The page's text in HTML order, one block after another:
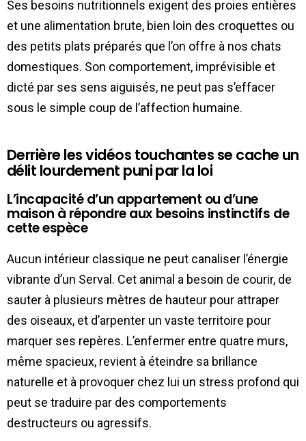
Ses besoins nutritionnels exigent des proies entières
et une alimentation brute, bien loin des croquettes ou
des petits plats préparés que l’on offre à nos chats
domestiques. Son comportement, imprévisible et
dicté par ses sens aiguisés, ne peut pas s’effacer
sous le simple coup de l’affection humaine.
Derrière les vidéos touchantes se cache un
délit lourdement puni par la loi
L’incapacité d’un appartement ou d’une
maison à répondre aux besoins instinctifs de
cette espèce
Aucun intérieur classique ne peut canaliser l’énergie
vibrante d’un Serval. Cet animal a besoin de courir, de
sauter à plusieurs mètres de hauteur pour attraper
des oiseaux, et d’arpenter un vaste territoire pour
marquer ses repères. L’enfermer entre quatre murs,
même spacieux, revient à éteindre sa brillance
naturelle et à provoquer chez lui un stress profond qui
peut se traduire par des comportements
destructeurs ou agressifs.